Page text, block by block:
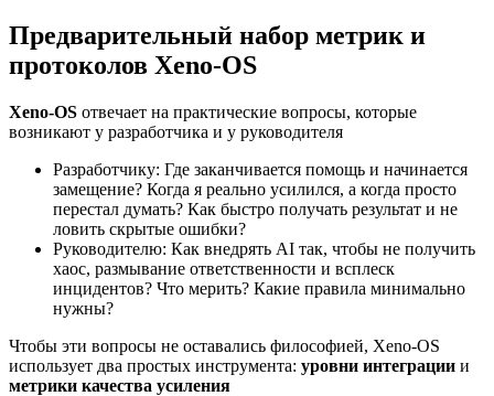
Предварительный набор метрик и
протоколов Xeno-OS
Xeno-OS отвечает на практические вопросы, которые
возникают у разработчика и у руководителя
Разработчику: Где заканчивается помощь и начинается
замещение? Когда я реально усилился, а когда просто
перестал думать? Как быстро получать результат и не
ловить скрытые ошибки?
Руководителю: Как внедрять AI так, чтобы не получить
хаос, размывание ответственности и всплеск
инцидентов? Что мерить? Какие правила минимально
нужны?
Чтобы эти вопросы не оставались философией, Xeno-OS
использует два простых инструмента: уровни интеграции и
метрики качества усиления